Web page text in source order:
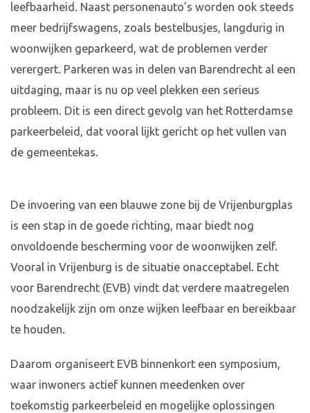
leefbaarheid. Naast personenauto’s worden ook steeds
meer bedrijfswagens, zoals bestelbusjes, langdurig in
woonwijken geparkeerd, wat de problemen verder
verergert. Parkeren was in delen van Barendrecht al een
uitdaging, maar is nu op veel plekken een serieus
probleem. Dit is een direct gevolg van het Rotterdamse
parkeerbeleid, dat vooral lijkt gericht op het vullen van
de gemeentekas.
De invoering van een blauwe zone bij de Vrijenburgplas
is een stap in de goede richting, maar biedt nog
onvoldoende bescherming voor de woonwijken zelf.
Vooral in Vrijenburg is de situatie onacceptabel. Echt
voor Barendrecht (EVB) vindt dat verdere maatregelen
noodzakelijk zijn om onze wijken leefbaar en bereikbaar
te houden.
Daarom organiseert EVB binnenkort een symposium,
waar inwoners actief kunnen meedenken over
toekomstig parkeerbeleid en mogelijke oplossingen